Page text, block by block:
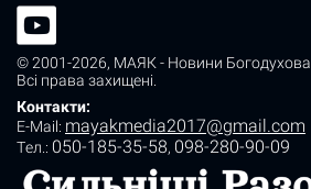
© 2001-2026, МАЯК - Новини Богодухова
Всі права захищені.
Контакти:
E-Mail: mayakmedia2017@gmail.com
Tел.: 050-185-35-58, 098-280-90-09